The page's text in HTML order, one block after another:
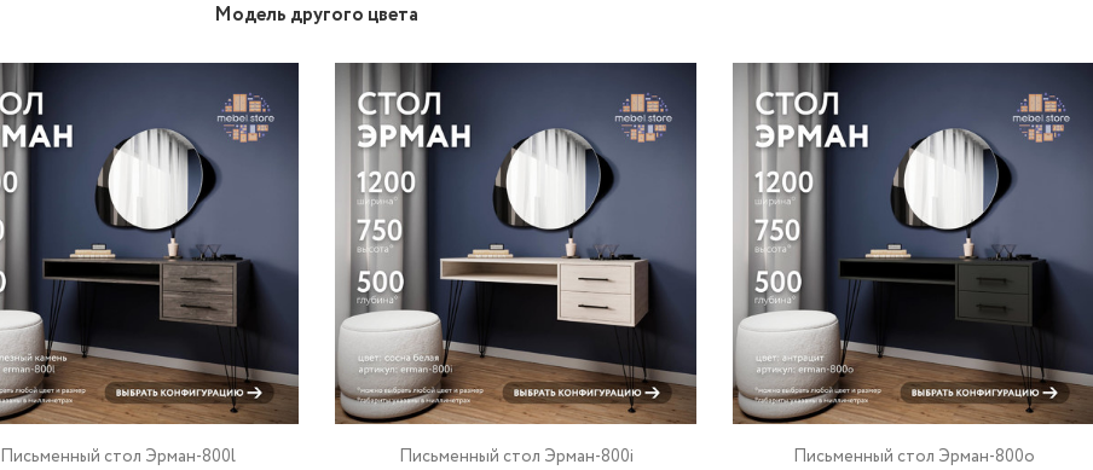
Модель другого цвета
Письменный стол Эрман-800l Письменный стол Эрман-800i Письменный стол Эрман-800o